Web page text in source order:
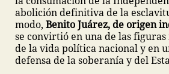
abolición definitiva de la
modo, Benito Juárez, de origen
se convirtió en una de las
de la vida política nacional y en
defensa de la soberanía y del